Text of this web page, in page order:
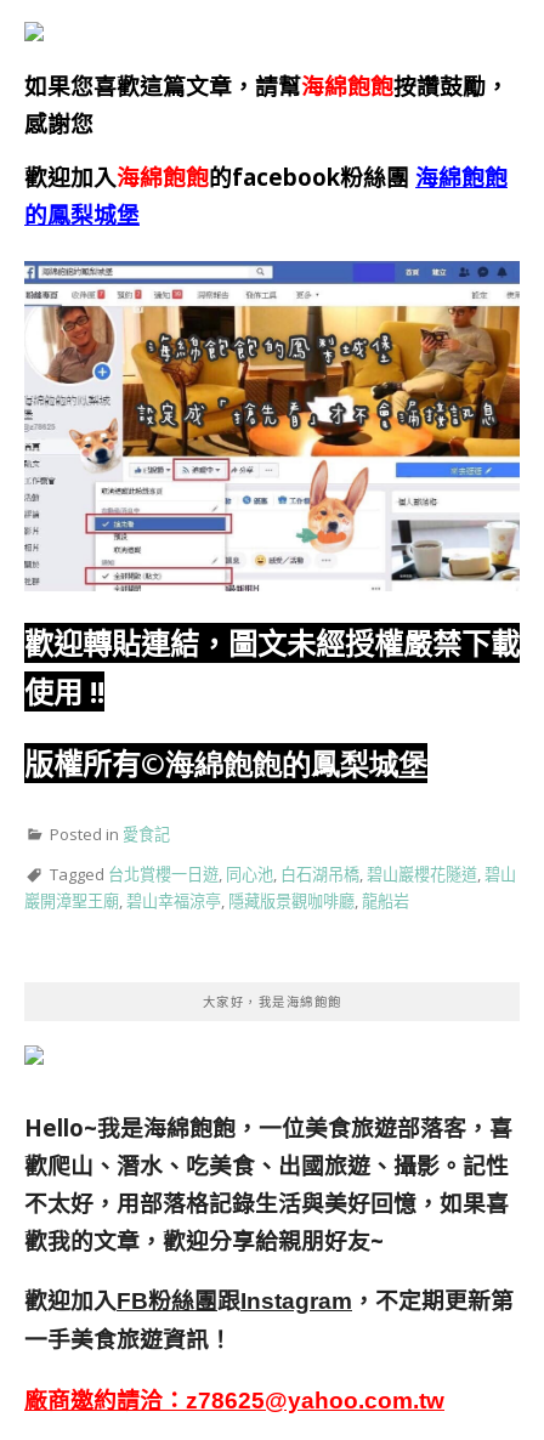
如果您喜歡這篇文章，請幫海綿飽飽按讚鼓勵，
感謝您
歡迎加入海綿飽飽的facebook粉絲團 海綿飽飽
的鳳梨城堡
歡迎轉貼連結，圖文未經授權嚴禁下載
使用 !!
版權所有©海綿飽飽的鳳梨城堡
Posted in 愛食記
Tagged 台北賞櫻一日遊, 同心池, 白石湖吊橋,碧山巖櫻花隧道,碧山
巖開漳聖王廟,碧山幸福涼亭, 隱藏版景觀咖啡廳,龍船岩
大家好，我是海綿飽飽
Hello~我是海綿飽飽，一位美食旅遊部落客， 喜
歡爬山、潛水、吃美食、出國旅遊、攝影。 記性
不太好，用部落格記錄生活與美好回憶， 如果喜
歡我的文章，歡迎分享給親朋好友~
歡迎加入FB粉絲團跟Instagram ，不定期更新第
一手美食旅遊資訊！
廠商邀約請洽： z78625@yahoo.com.tw